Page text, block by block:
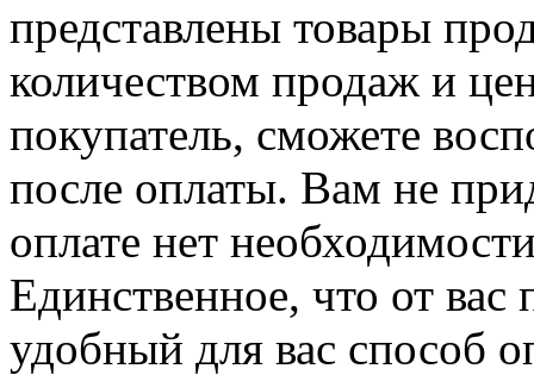
представлены товары
количеством продаж и
покупатель, сможете
после оплаты. Вам не
оплате нет
Единственное, что от вас
удобный для вас способ